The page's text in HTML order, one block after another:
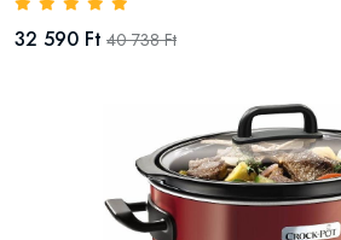
32 590 Ft 40 738 Ft